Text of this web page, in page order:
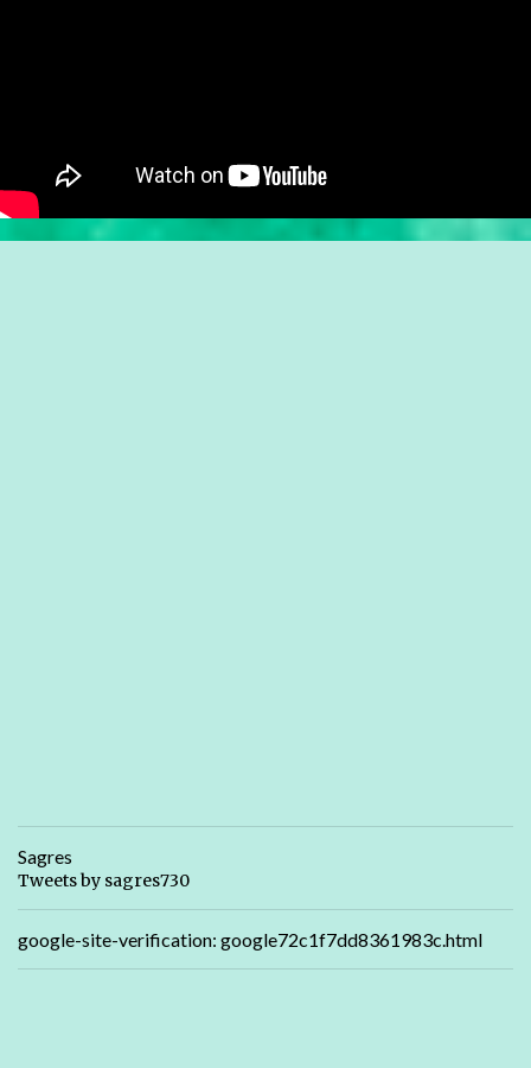
Sagres
Tweets by sagres730
google-site-verification: google72c1f7dd8361983c.html